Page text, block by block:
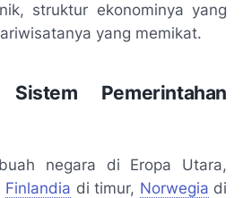
struktur ekonominya yang
yang memikat.
Pemerintahan
negara di Eropa Utara,
Finlandia di timur, Norwegia di